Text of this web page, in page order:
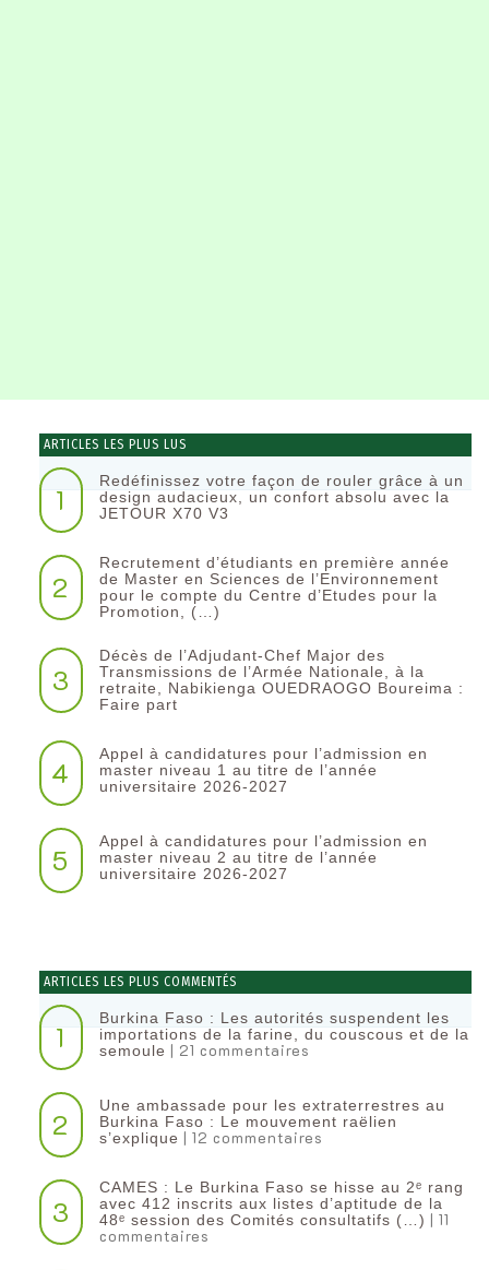
ARTICLES LES PLUS LUS
1
Redéfinissez votre façon de rouler grâce à un
design audacieux, un confort absolu avec la
JETOUR X70 V3
2
Recrutement d’étudiants en première année
de Master en Sciences de l’Environnement
pour le compte du Centre d’Etudes pour la
Promotion, (…)
3
Décès de l’Adjudant-Chef Major des
Transmissions de l’Armée Nationale, à la
retraite, Nabikienga OUEDRAOGO Boureima :
Faire part
4
Appel à candidatures pour l’admission en
master niveau 1 au titre de l’année
universitaire 2026-2027
5
Appel à candidatures pour l’admission en
master niveau 2 au titre de l’année
universitaire 2026-2027
ARTICLES LES PLUS COMMENTÉS
1
Burkina Faso : Les autorités suspendent les
importations de la farine, du couscous et de la
semoule | 21 commentaires
2
Une ambassade pour les extraterrestres au
Burkina Faso : Le mouvement raëlien
s’explique | 12 commentaires
3
CAMES : Le Burkina Faso se hisse au 2ᵉ rang
avec 412 inscrits aux listes d’aptitude de la
48ᵉ session des Comités consultatifs (…) | 11
commentaires